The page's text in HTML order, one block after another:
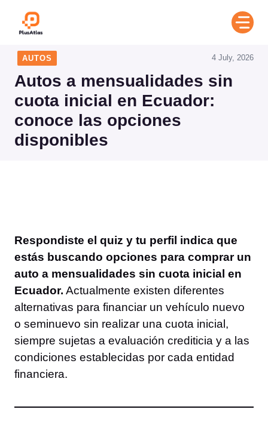
AUTOS
Autos a mensualidades sin
cuota inicial en Ecuador:
conoce las opciones
disponibles
4 July, 2026
Respondiste el quiz y tu perfil indica que
estás buscando opciones para comprar un
auto a mensualidades sin cuota inicial en
Ecuador. Actualmente existen diferentes
alternativas para financiar un vehículo nuevo
o seminuevo sin realizar una cuota inicial,
siempre sujetas a evaluación crediticia y a las
condiciones establecidas por cada entidad
financiera.